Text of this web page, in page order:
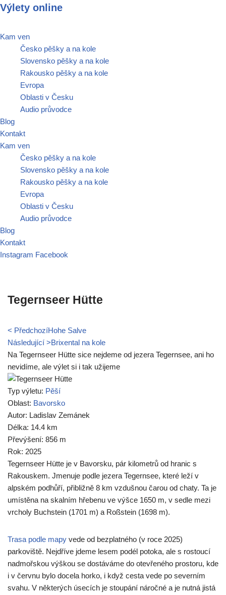
na
obsah
Výlety online
Kam ven
Česko pěšky a na kole
Slovensko pěšky a na kole
Rakousko pěšky a na kole
Evropa
Oblasti v Česku
Audio průvodce
Blog
Kontakt
Kam ven
Česko pěšky a na kole
Slovensko pěšky a na kole
Rakousko pěšky a na kole
Evropa
Oblasti v Česku
Audio průvodce
Blog
Kontakt
Instagram Facebook
Tegernseer Hütte
< PředchozíHohe Salve
Následující >Brixental na kole
Na Tegernseer Hütte sice nejdeme od jezera Tegernsee, ani ho
nevidíme, ale výlet si i tak užijeme
Typ výletu: Pěší
Oblast: Bavorsko
Autor: Ladislav Zemánek
Délka: 14.4 km
Převýšení: 856 m
Rok: 2025
Tegernseer Hütte je v Bavorsku, pár kilometrů od hranic s
Rakouskem. Jmenuje podle jezera Tegernsee, které leží v
alpském podhůří, přibližně 8 km vzdušnou čarou od chaty. Ta je
umístěna na skalním hřebenu ve výšce 1650 m, v sedle mezi
vrcholy Buchstein (1701 m) a Roßstein (1698 m).
Trasa podle mapy vede od bezplatného (v roce 2025)
parkoviště. Nejdříve jdeme lesem podél potoka, ale s rostoucí
nadmořskou výškou se dostáváme do otevřeného prostoru, kde
i v červnu bylo docela horko, i když cesta vede po severním
svahu. V některých úsecích je stoupání náročné a je nutná jistá